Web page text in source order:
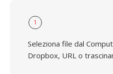
1
Seleziona file dal
Dropbox, URL o